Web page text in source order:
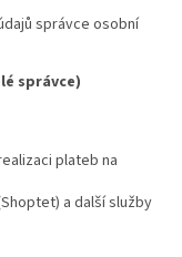
správce osobní
správce)
plateb na
a další služby